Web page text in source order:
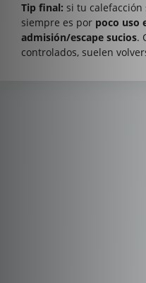
Tip final: si tu calefacción
siempre es por poco uso
admisión/escape sucios.
controlados, suelen